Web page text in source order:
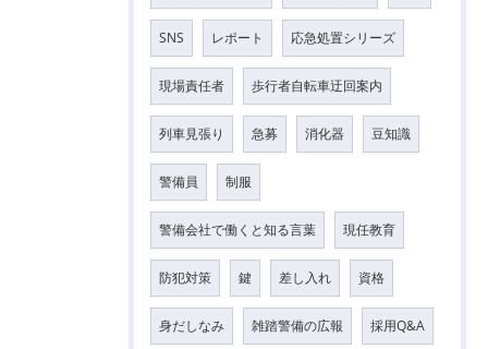
SNS レポート 応急処置シリーズ
現場責任者 歩行者自転車迂回案内
列車見張り 急募 消化器 豆知識
警備員 制服
警備会社で働くと知る言葉 現任教育
防犯対策 鍵 差し入れ 資格
身だしなみ 雑踏警備の広報 採用Q&A